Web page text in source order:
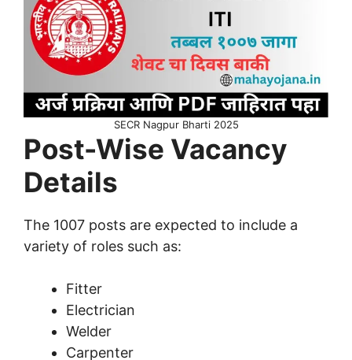
SECR Nagpur Bharti 2025
Post-Wise Vacancy
Details
The 1007 posts are expected to include a
variety of roles such as:
Fitter
Electrician
Welder
Carpenter